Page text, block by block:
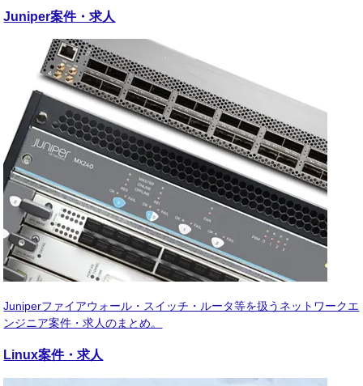
Juniper案件・求人
Juniperファイアウォール・スイッチ・ルータ等を扱うネットワークエ
ンジニア案件・求人のまとめ。
Linux案件・求人